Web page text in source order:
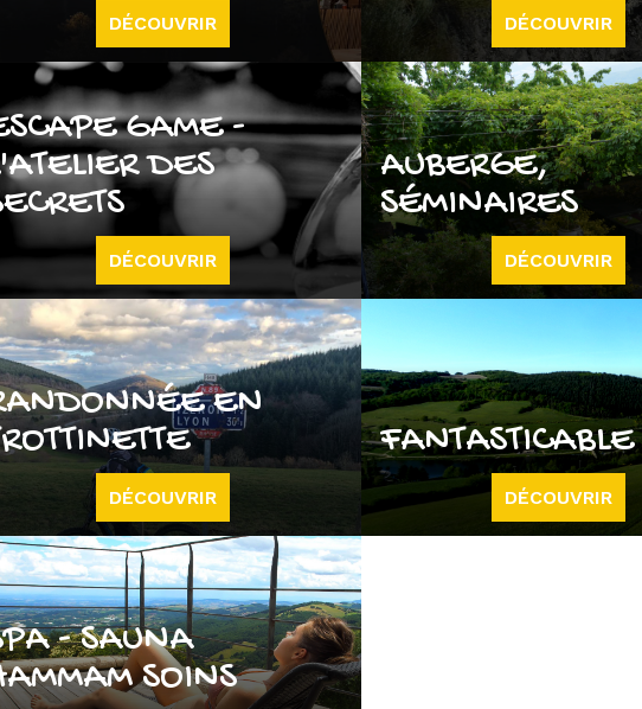
DÉCOUVRIR DÉCOUVRIR
GAME -
DES
DÉCOUVRIR
AUBERGE,
SÉMINAIRES
DÉCOUVRIR
EN
DÉCOUVRIR
FANTASTICABLE
DÉCOUVRIR
- SAUNA
SOINS